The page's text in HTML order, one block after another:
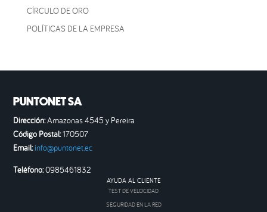
CÍRCULO DE ORO
POLÍTICAS DE LA EMPRESA
PUNTONET SA
Dirección:Amazonas 4545 y Pereira
Código Postal:170507
Email:info@puntonet.ec
Teléfono:0985461832
AYUDA AL CLIENTE
TEST DE VELOCIDAD
SEGURIDAD EN LA RED